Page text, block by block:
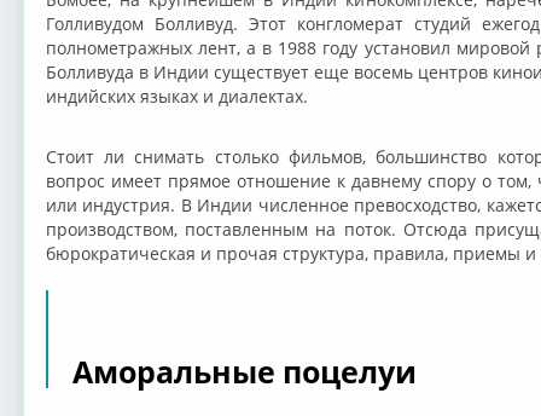
Голливудом Болливуд. Этот конгломерат студий
полнометражных лент, а в 1988 году установил
Болливуда в Индии существует еще восемь центров
индийских языках и диалектах.
Стоит ли снимать столько фильмов, большинство
вопрос имеет прямое отношение к давнему спору о том,
или индустрия. В Индии численное превосходство,
производством, поставленным на поток. Отсюда
бюрократическая и прочая структура, правила, приемы
Аморальные поцелуи